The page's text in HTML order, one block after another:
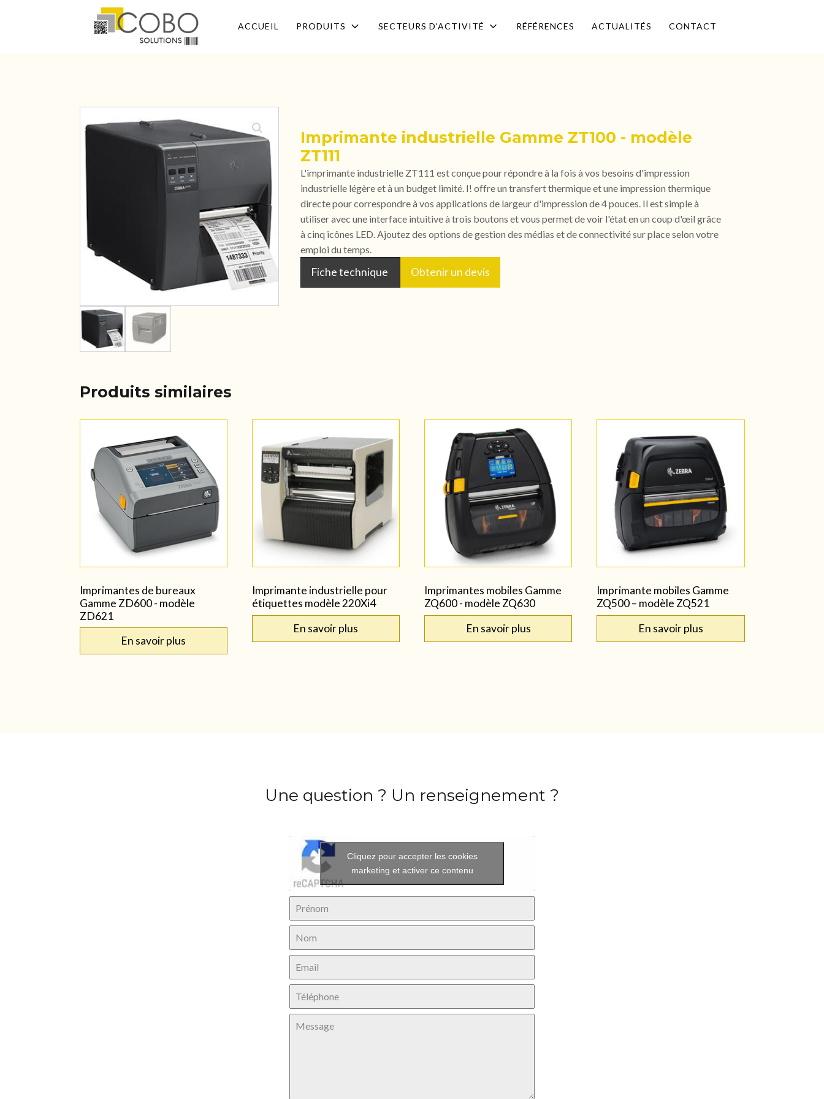
ACCUEIL PRODUITS SECTEURS D'ACTIVITÉ RÉFÉRENCES ACTUALITÉS CONTACT
Imprimante industrielle Gamme ZT100 - modèle
ZT111
L'imprimante industrielle ZT111 est conçue pour répondre à la fois à vos besoins d'impression
industrielle légère et à un budget limité. I! offre un transfert thermique et une impression thermique
directe pour correspondre à vos applications de largeur d'impression de 4 pouces. Il est simple à
utiliser avec une interface intuitive à trois boutons et vous permet de voir l'état en un coup d'œil grâce
à cinq icônes LED. Ajoutez des options de gestion des médias et de connectivité sur place selon votre
emploi du temps.
Fiche technique Obtenir un devis
Produits similaires
Imprimantes de bureaux
Gamme ZD600 - modèle
ZD621
En savoir plus
Imprimante industrielle pour
étiquettes modèle 220Xi4
En savoir plus
Imprimantes mobiles Gamme
ZQ600 - modèle ZQ630
En savoir plus
Imprimante mobiles Gamme
ZQ500 – modèle ZQ521
En savoir plus
Une question ? Un renseignement ?
Cliquez pour accepter les cookies
marketing et activer ce contenu